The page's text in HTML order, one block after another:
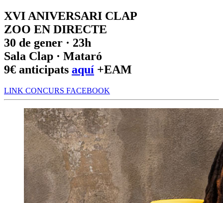
XVI ANIVERSARI CLAP
ZOO EN DIRECTE
30 de gener · 23h
Sala Clap · Mataró
9€ anticipats aquí +EAM
LINK CONCURS FACEBOOK